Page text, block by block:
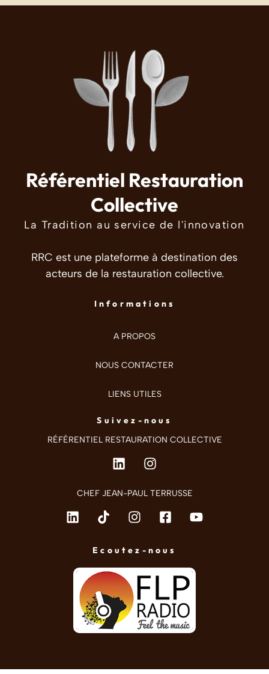
Référentiel Restauration
Collective
La Tradition au service de l'innovation
RRC est une plateforme à destination des
acteurs de la restauration collective.
Informations
A PROPOS
NOUS CONTACTER
LIENS UTILES
Suivez-nous
RÉFÉRENTIEL RESTAURATION COLLECTIVE
CHEF JEAN-PAUL TERRUSSE
Ecoutez-nous